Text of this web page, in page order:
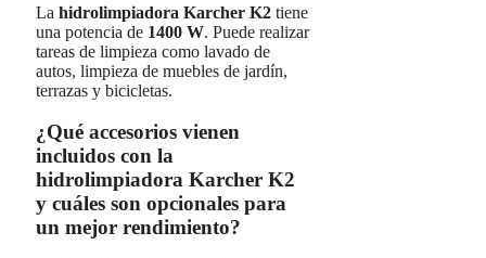
La hidrolimpiadora Karcher K2 tiene
una potencia de 1400 W. Puede realizar
tareas de limpieza como lavado de
autos, limpieza de muebles de jardín,
terrazas y bicicletas.
¿Qué accesorios vienen
incluidos con la
hidrolimpiadora Karcher K2
y cuáles son opcionales para
un mejor rendimiento?